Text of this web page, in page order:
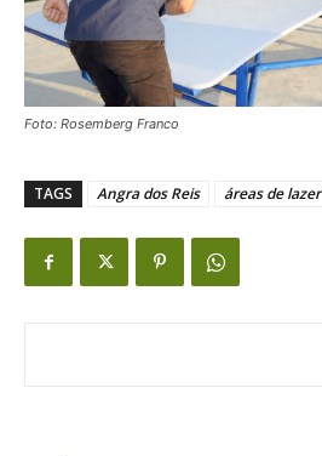
Foto: Rosemberg Franco
TAGS Angra dos Reis áreas de lazer